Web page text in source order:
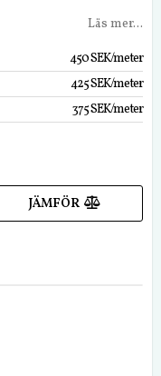
Läs mer...
450 SEK/meter
425 SEK/meter
375 SEK/meter
JÄMFÖR